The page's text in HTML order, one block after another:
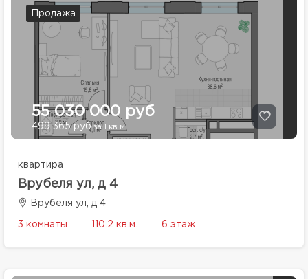
Продажа
55 030 000 руб
499 365 рубза 1 кв.м.
квартира
Врубеля ул, д 4
Врубеля ул, д 4
3 комнаты 110.2 кв.м. 6 этаж